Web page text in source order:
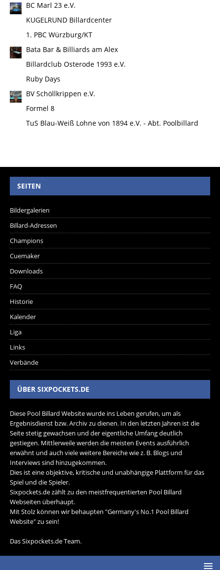
BC Marl 23 e.V.
KUGELRUND Billardcenter
1. PBC Würzburg/KT
Bata Bar & Billiards am Alex
Billardclub Osterode 1993 e.V.
Ruby Days
BV Schöllkrippen e.V.
Formel 8
TuS Blau-Weiß Lohne von 1894 e.V. - Abt. Poolbillard
SEITEN
Bildergalerien
Billard-Adressen
Champions
Cuemaker
Downloads
FAQ
Historie
Kalender
Liga
Links
Verbände
ÜBER SIXPOCKETS.DE
Diese Pool Billard Website wurde ins Leben gerufen, um als
Ergebnisdienst bzw. Archiv zu dienen. In den letzten Jahren ist die
Seite stetig gewachsen und der eigentliche Umfang deutlich
gestiegen. Mittlerweile werden die meisten Events ausführlich
erwähnt und auch viele weitere Bereiche wie z. B. Blogs und
Interviews sind hinzugekommen.
Dies ist eine objektive, kritische und unabhängige Plattform für das
Spiel und die Spieler.
Sixpockets.de zählt zu den meistfrequentierten Pool Billard
Webseiten überhaupt.
Mit Stolz können wir behaupten "Germany's No.1 Pool Billard
Website" zu sein!
Das Sixpockets.de Team.